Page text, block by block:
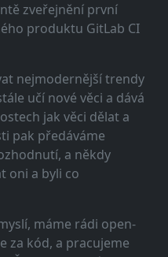
zveřejnění první
produktu GitLab CI
nejmodernější trendy
učí nové věci a dává
jak věci dělat a
pak předáváme
a někdy
oni a byli co
máme rádi open-
za kód, a pracujeme